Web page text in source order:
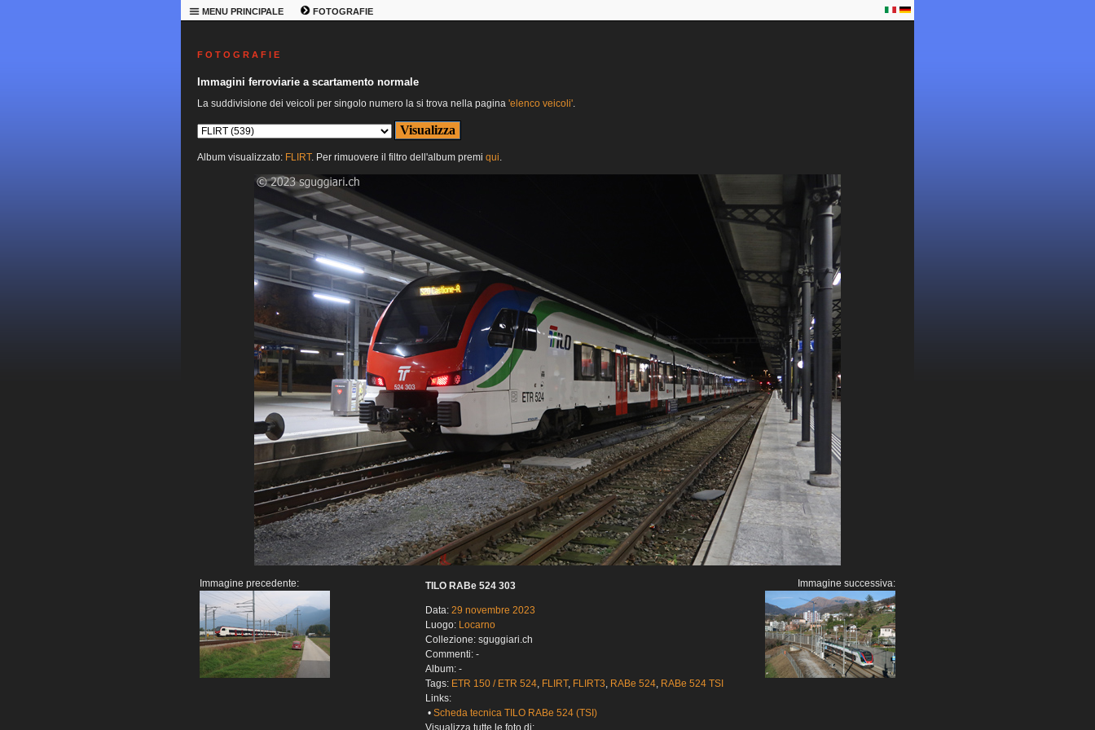
MENU PRINCIPALE FOTOGRAFIE
F O T O G R A F I E
Immagini ferroviarie a scartamento normale
La suddivisione dei veicoli per singolo numero la si trova nella pagina 'elenco veicoli'.
Album visualizzato: FLIRT. Per rimuovere il filtro dell'album premi qui.
Immagine precedente: TILO RABe 524 303
Data: 29 novembre 2023
Luogo: Locarno
Collezione: sguggiari.ch
Commenti: -
Album: -
Tags: ETR 150 / ETR 524, FLIRT, FLIRT3, RABe 524, RABe 524 TSI
Links:
• Scheda tecnica TILO RABe 524 (TSI)
Immagine successiva: